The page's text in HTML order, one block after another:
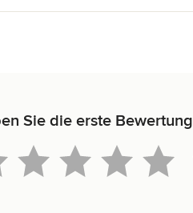
Sie die erste